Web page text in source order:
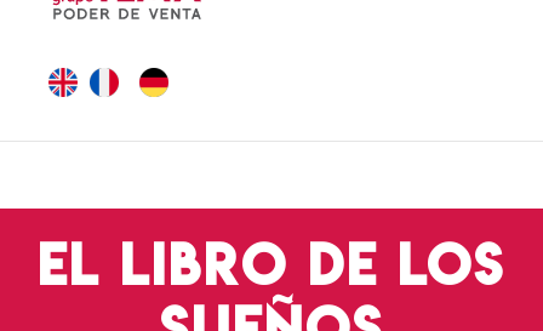
El libro de los